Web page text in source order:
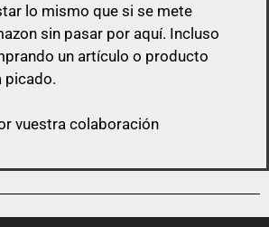
lo mismo que si se mete
sin pasar por aquí. Incluso
un artículo o producto
picado.
vuestra colaboración